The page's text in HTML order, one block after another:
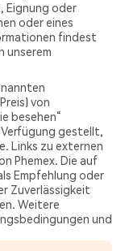
Eignung oder
oder eines
findest
unserem
von
besehen“
gestellt,
Links zu externen
Phemex. Die auf
Empfehlung oder
Zuverlässigkeit
Weitere
und